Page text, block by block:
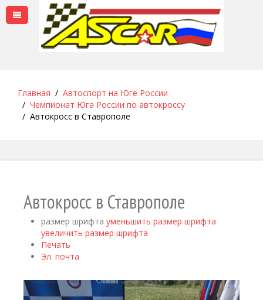
Главная
Автоспорт на Юге России
Чемпионат Юга России по автокроссу
Автокросс в Ставрополе
Автокросс в Ставрополе
размер шрифта уменьшить размер шрифта
увеличить размер шрифта
Печать
Эл. почта